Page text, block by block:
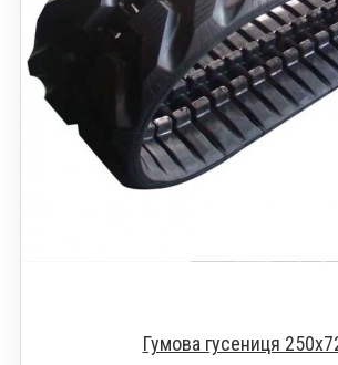
Гумова гусениця